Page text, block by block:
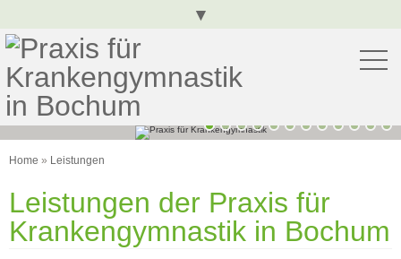
▾
Home » Leistungen
Leistungen der Praxis für
Krankengymnastik in Bochum